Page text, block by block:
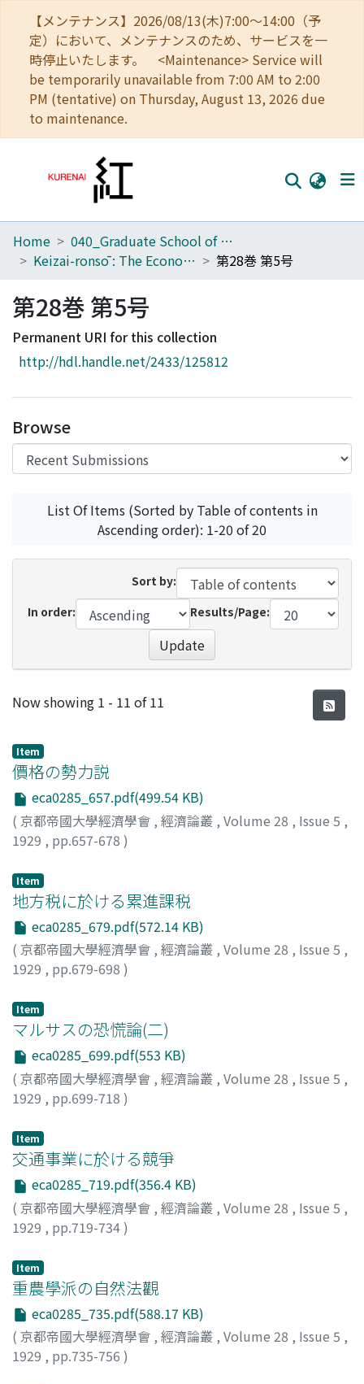
【メンテナンス】2026/08/13(木)7:00～14:00（予
定）において、メンテナンスのため、サービスを一
時停止いたします。 <Maintenance> Service will
be temporarily unavailable from 7:00 AM to 2:00
PM (tentative) on Thursday, August 13, 2026 due
to maintenance.
Home
Browse
Download Ranking
Access Statistics
Home
040_Graduate School of Economics
Keizai-ronsō : The Economic Review
第28巻 第5号
第28巻 第5号
Permanent URI for this collection
http://hdl.handle.net/2433/125812
Browse
List Of Items (Sorted by Table of contents in
Ascending order): 1-20 of 20
Sort by:
In order:
Results/Page:
Update
Recent Submissions
Now showing 1 - 11 of 11
Item
價格の勢力説
eca0285_657.pdf(499.54 KB)
( 京都帝國大學經濟學會 , 經濟論叢 , Volume 28 , Issue 5 ,
1929 , pp.657-678 )
Item
地方税に於ける累進課税
eca0285_679.pdf(572.14 KB)
( 京都帝國大學經濟學會 , 經濟論叢 , Volume 28 , Issue 5 ,
1929 , pp.679-698 )
Item
マルサスの恐慌論(二)
eca0285_699.pdf(553 KB)
( 京都帝國大學經濟學會 , 經濟論叢 , Volume 28 , Issue 5 ,
1929 , pp.699-718 )
Item
交通事業に於ける競爭
eca0285_719.pdf(356.4 KB)
( 京都帝國大學經濟學會 , 經濟論叢 , Volume 28 , Issue 5 ,
1929 , pp.719-734)
Item
重農學派の自然法觀
eca0285_735.pdf(588.17 KB)
( 京都帝國大學經濟學會 , 經濟論叢 , Volume 28 , Issue 5 ,
1929 , pp.735-756 )